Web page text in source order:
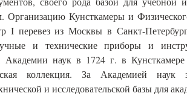
Организацию Кунсткамеры и
I перевез из Москвы в Санкт-
и технические приборы и
Академии наук в 1724 г. в
коллекция. За Академией наук
и исследовательской базы для